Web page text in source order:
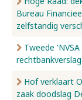
Bureau
zelfstandig
Tweede
Hof verklaart
zaak doodslag